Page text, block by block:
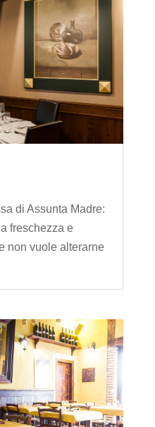
di Assunta Madre:
freschezza e
non vuole alterarne